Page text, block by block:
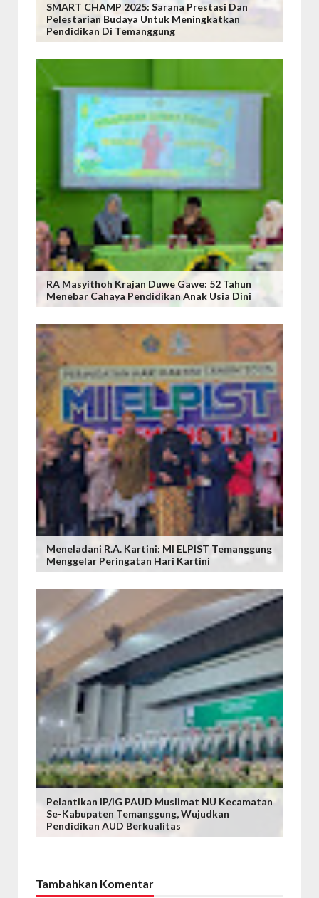
SMART CHAMP 2025: Sarana Prestasi Dan
Pelestarian Budaya Untuk Meningkatkan
Pendidikan Di Temanggung
RA Masyithoh Krajan Duwe Gawe: 52 Tahun
Menebar Cahaya Pendidikan Anak Usia Dini
Meneladani R.A. Kartini: MI ELPIST Temanggung
Menggelar Peringatan Hari Kartini
Pelantikan IP/IG PAUD Muslimat NU Kecamatan
Se-Kabupaten Temanggung, Wujudkan
Pendidikan AUD Berkualitas
Tambahkan Komentar